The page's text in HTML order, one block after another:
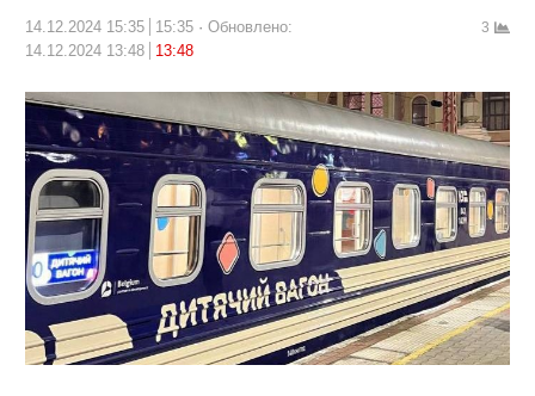
14.12.2024 15:35 15:35
Обновлено:
14.12.2024 13:48
13:48
3